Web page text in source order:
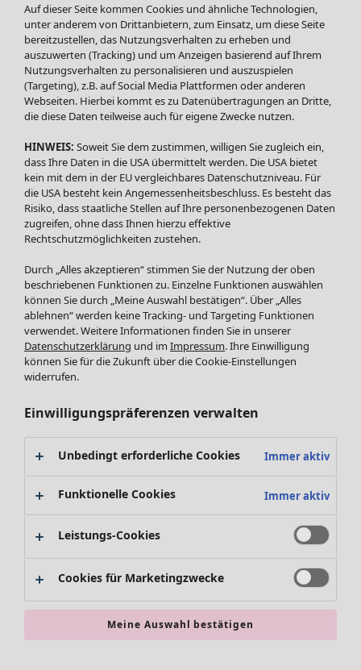
SALE Mode
Alle anzeigen
Kleider
Tuniken
Blusen
Pullover & Shirts
Strickjacken
Hosen
Röcke
Jacken & Mäntel
Leggings /Strumpfhosen
Schuhe
Bademode
Basics
SALE Zuhause
Alle anzeigen
Dekoration
Textilien
Frottee
Sale-Neuheiten
Sale-Schnäppchen
Auf dieser Seite kommen Cookies und ähnliche Technologien,
unter anderem von Drittanbietern, zum Einsatz, um diese Seite
bereitzustellen, das Nutzungsverhalten zu erheben und
auszuwerten (Tracking) und um Anzeigen basierend auf Ihrem
Nutzungsverhalten zu personalisieren und auszuspielen
(Targeting), z.B. auf Social Media Plattformen oder anderen
Webseiten. Hierbei kommt es zu Datenübertragungen an Dritte,
die diese Daten teilweise auch für eigene Zwecke nutzen.
HINWEIS: Soweit Sie dem zustimmen, willigen Sie zugleich ein,
dass Ihre Daten in die USA übermittelt werden. Die USA bietet
kein mit dem in der EU vergleichbares Datenschutzniveau. Für
die USA besteht kein Angemessenheitsbeschluss. Es besteht das
Risiko, dass staatliche Stellen auf Ihre personenbezogenen Daten
zugreifen, ohne dass Ihnen hierzu effektive
Rechtschutzmöglichkeiten zustehen.
Durch „Alles akzeptieren“ stimmen Sie der Nutzung der oben
beschriebenen Funktionen zu. Einzelne Funktionen auswählen
können Sie durch „Meine Auswahl bestätigen“. Über „Alles
ablehnen“ werden keine Tracking- und Targeting Funktionen
verwendet. Weitere Informationen finden Sie in unserer
Datenschutzerklärung und im Impressum. Ihre Einwilligung
können Sie für die Zukunft über die Cookie-Einstellungen
widerrufen.
Einwilligungspräferenzen verwalten
Unbedingt erforderliche Cookies Immer aktiv
Funktionelle Cookies Immer aktiv
Leistungs-Cookies
Cookies für Marketingzwecke
Meine Auswahl bestätigen